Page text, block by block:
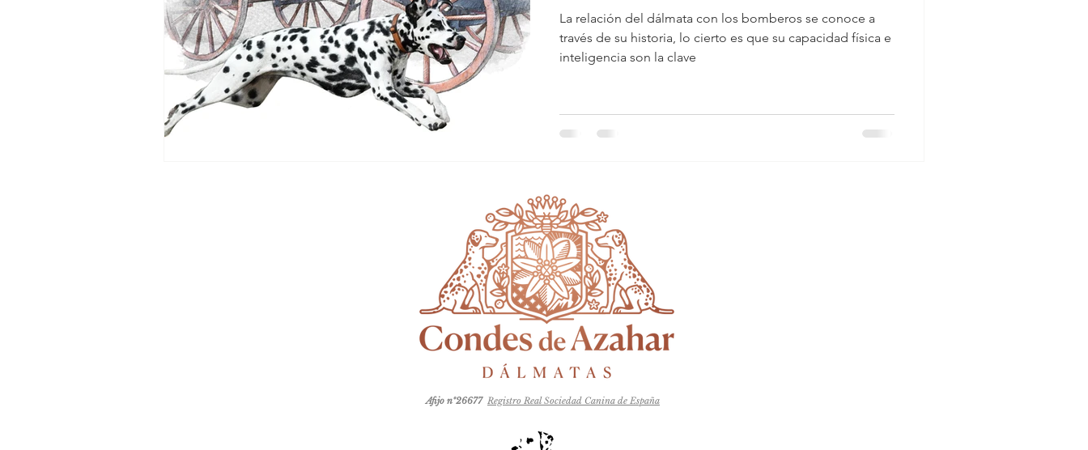
La relación del dálmata con los bomberos se conoce a
través de su historia, lo cierto es que su capacidad física e
inteligencia son la clave
Afijo nº26677 Registro Real Sociedad Canina de España